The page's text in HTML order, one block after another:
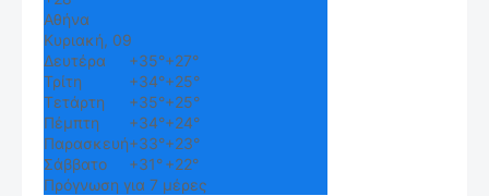
Αθήνα
Κυριακή, 09
Δευτέρα
+35°+27°
Τρίτη
+34°+25°
Τετάρτη
+35°+25°
Πέμπτη
+34°+24°
Παρασκευή+33°+23°
Σάββατο
+31°+22°
Πρόγνωση για 7 μέρες